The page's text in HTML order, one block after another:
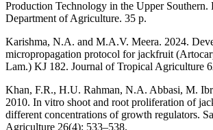
Production Technology in the Upper Southern.
Department of Agriculture. 35 p.
Karishma, N.A. and M.A.V. Meera. 2024.
micropropagation protocol for jackfruit
Lam.) KJ 182. Journal of Tropical Agriculture
Khan, F.R., H.U. Rahman, N.A. Abbasi, M.
2010. In vitro shoot and root proliferation of
different concentrations of growth regulators.
Agriculture 26(4): 533–538.